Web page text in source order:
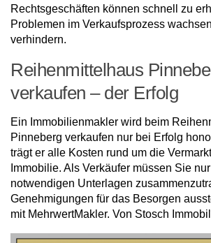
Rechtsgeschäften können schnell zu
Problemen im Verkaufsprozess
verhindern.
Reihenmittelhaus
verkaufen – der Erfolg
Ein Immobilienmakler wird beim
Pinneberg verkaufen nur bei Erfolg
trägt er alle Kosten rund um die
Immobilie. Als Verkäufer müssen Sie
notwendigen Unterlagen
Genehmigungen für das Besorgen
mit MehrwertMakler. Von Stosch